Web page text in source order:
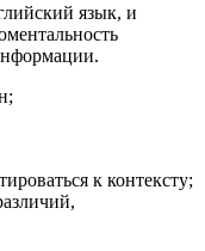
язык, и
к контексту;